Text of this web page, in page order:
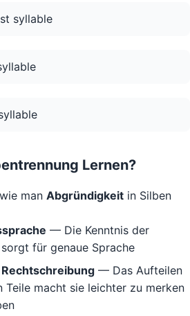
syllable
Lernen?
man Abgründigkeit in Silben
— Die Kenntnis der
für genaue Sprache
— Das Aufteilen
Teile macht sie leichter zu merken